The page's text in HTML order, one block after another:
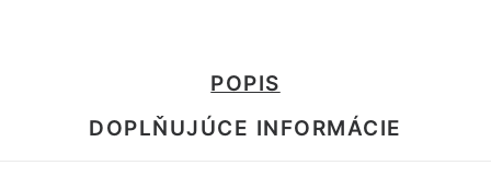
POPIS
DOPLŇUJÚCE INFORMÁCIE